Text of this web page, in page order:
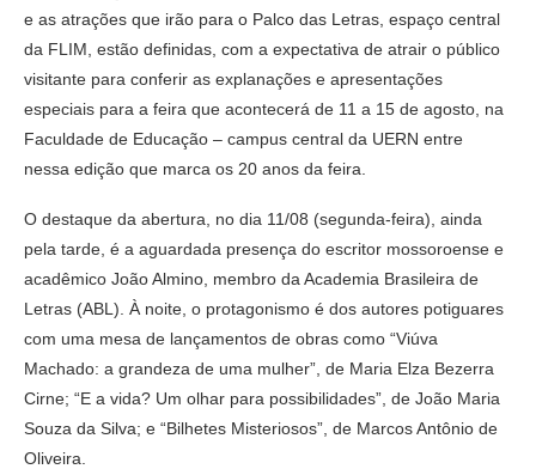
e as atrações que irão para o Palco das Letras, espaço central
da FLIM, estão definidas, com a expectativa de atrair o público
visitante para conferir as explanações e apresentações
especiais para a feira que acontecerá de 11 a 15 de agosto, na
Faculdade de Educação – campus central da UERN entre
nessa edição que marca os 20 anos da feira.
O destaque da abertura, no dia 11/08 (segunda-feira), ainda
pela tarde, é a aguardada presença do escritor mossoroense e
acadêmico João Almino, membro da Academia Brasileira de
Letras (ABL). À noite, o protagonismo é dos autores potiguares
com uma mesa de lançamentos de obras como “Viúva
Machado: a grandeza de uma mulher”, de Maria Elza Bezerra
Cirne; “E a vida? Um olhar para possibilidades”, de João Maria
Souza da Silva; e “Bilhetes Misteriosos”, de Marcos Antônio de
Oliveira.